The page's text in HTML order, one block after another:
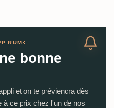
RUMX
bonne
et on te préviendra dès
à ce prix chez l'un de nos